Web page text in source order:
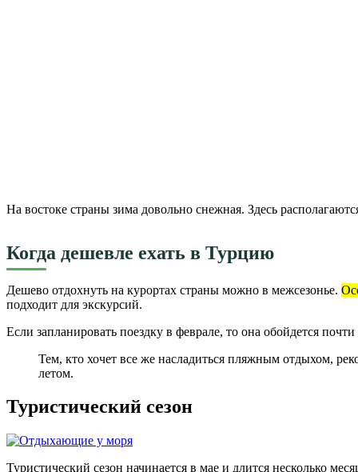
На востоке страны зима довольно снежная. Здесь
Когда дешевле ехать в Турцию
Дешево отдохнуть на курортах страны можно в межсезонье.
подходит для экскурсий.
Если запланировать поездку в феврале, то она обойдется
Тем, кто хочет все же насладиться пляжным отдыхом,
летом.
Туристический сезон
Туристический сезон начинается в мае и длится несколько